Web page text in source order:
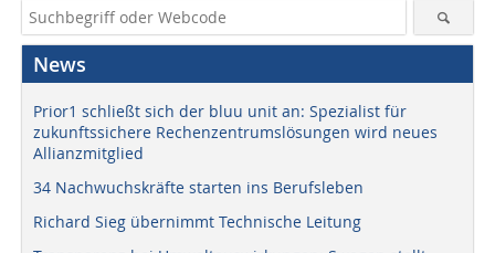
News
Prior1 schließt sich der bluu unit an: Spezialist für
zukunftssichere Rechenzentrumslösungen wird neues
Allianzmitglied
34 Nachwuchskräfte starten ins Berufsleben
Richard Sieg übernimmt Technische Leitung